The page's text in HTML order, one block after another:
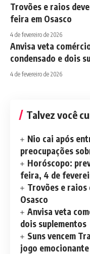
Trovões e raios
feira em Osasco
4 de fevereiro de 2026
Anvisa veta
condensado e dois
4 de fevereiro de 2026
Talvez você
Nio cai após
preocupações
Horóscopo:
feira, 4 de
Trovões e
Osasco
Anvisa veta
dois suplementos
Suns vencem
jogo emocionante